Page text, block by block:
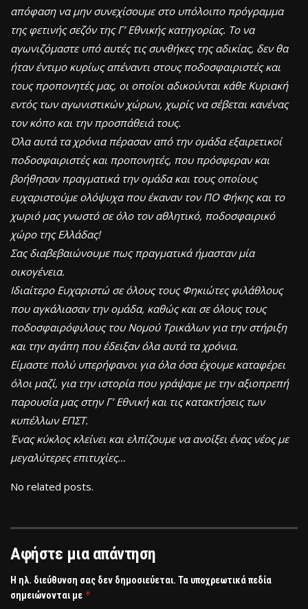
απόφαση να μην συνεχίσουμε στο υπόλοιπο πρόγραμμα
της φετινής σεζόν της Γ’ Εθνικής κατηγορίας. Το να
αγωνιζόμαστε υπό αυτές τις συνθήκες της αδικίας, δεν θα
ήταν έντιμο κυρίως απέναντι στους ποδοσφαιριστές και
τους προπονητές μας, οι οποίοι αδικούνται κάθε Κυριακή
εντός των αγωνιστικών χώρων, χωρίς να σέβεται κανένας
τον κόπο και την προσπάθειά τους.
Όλα αυτά τα χρόνια πέρασαν από την ομάδα εξαιρετικοί
ποδοσφαιριστές και προπονητές, που πρόσφεραν και
βοήθησαν πραγματικά την ομάδα και τους οποίους
ευχαριστούμε ολόψυχα που έκαναν τον ΠΟ Φήκης και το
χωριό μας γνωστό σε όλο τον αθλητικό, ποδοσφαιρικό
χώρο της Ελλάδας!
Σας διαβεβαιώνουμε πως πραγματικά ήμασταν μία
οικογένεια.
Ιδιαίτερο Ευχαριστώ σε όλους τους Φηκιώτες φιλάθλους
που αγκάλιασαν την ομάδα, καθώς και σε όλους τους
ποδοσφαιρόφιλους του Νομού Τρικάλων για την στήριξη
και την αγάπη που έδειξαν όλα αυτά τα χρόνια.
Είμαστε πολύ υπερήφανοι για όλα όσα έχουμε καταφέρει
όλοι μαζί, για την ιστορία που γράψαμε με την αξιοπρεπή
παρουσία μας στην Γ’ Εθνική και τις κατακτήσεις των
κυπέλλων ΕΠΣΤ.
Ένας κύκλος κλείνει και ελπίζουμε να ανοίξει ένας νέος με
μεγαλύτερες επιτυχίες…
No related posts.
Αφήστε μια απάντηση
Η ηλ. διεύθυνση σας δεν δημοσιεύεται. Τα υποχρεωτικά πεδία
σημειώνονται με *